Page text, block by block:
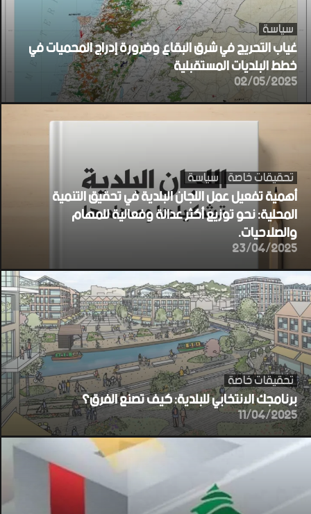
سياسة
غياب التحريج في شرق البقاع وضرورة إدراج المحميات في
خطط البلديات المستقبلية
02/05/2025
تحقيقات خاصة سياسة
أهمية تفعيل عمل اللجان البلدية في تحقيق التنمية
المحلية: نحو توزيع أكثر عدالة وفعالية للمهام
والصلاحيات.
23/04/2025
تحقيقات خاصة
برنامجك الانتخابي للبلدية: كيف تصنع الفرق؟
11/04/2025